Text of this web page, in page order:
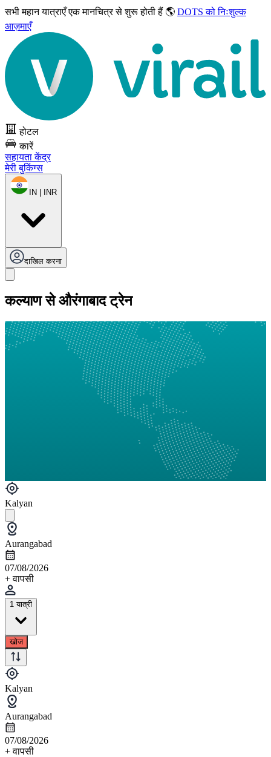
सभी महान यात्राएँएक मानचित्र से शुरू होती हैं 🌎 DOTS को निःशुल्क
आज़माएँ
होटल
कारें
सहायता केंद्र
मेरी बुकिंग्स
IN | INR
दाखिल करना
कल्याण से औरंगाबाद ट्रेन
Kalyan
Aurangabad
07/08/2026
+ वापसी
1 यात्री
खोज
Kalyan
Aurangabad
07/08/2026
+ वापसी